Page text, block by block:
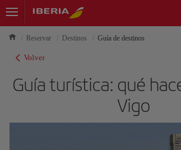
Reservar Destinos Guía de destinos
Volver
Guía turística: qué
Vigo